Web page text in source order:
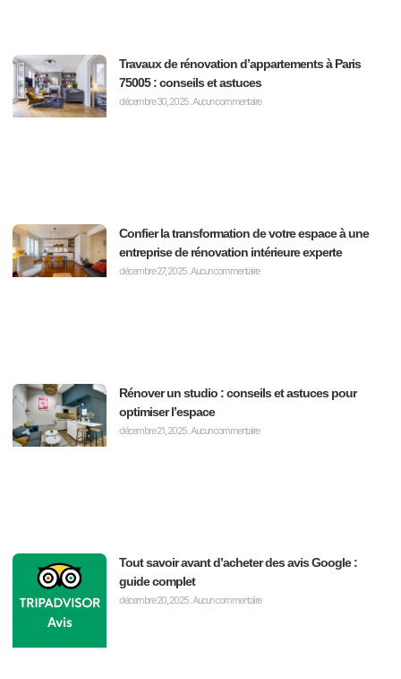
Travaux de rénovation d’appartements à Paris
75005 : conseils et astuces
décembre 30, 2025Aucun commentaire
Confier la transformation de votre espace à une
entreprise de rénovation intérieure experte
décembre 27, 2025Aucun commentaire
Rénover un studio : conseils et astuces pour
optimiser l’espace
décembre 21, 2025 Aucun commentaire
Tout savoir avant d’acheter des avis Google :
guide complet
décembre 20, 2025 Aucun commentaire